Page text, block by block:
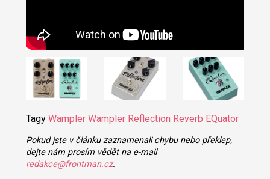
Tagy Wampler Wampler Reflection Reverb EQuator
Pokud jste v článku zaznamenali chybu nebo překlep,
dejte nám prosím vědět na e-mail
redakce@frontman.cz.